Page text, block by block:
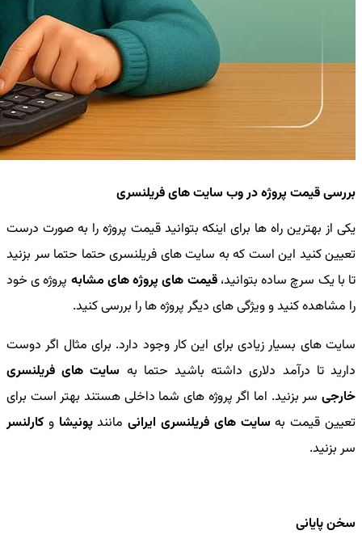
بررسی قیمت پروژه در وب سایت های فریلنسری
یکی از بهترین راه ها برای اینکه بتوانید قیمت پروژه را به صورت درست
تعیین کنید این است که به سایت های فریلنسری حتما حتما سر بزنید
تا با یک سرچ ساده بتوانید،قیمت های پروژه های مشابه پروژه ی خود
را مشاهده کنید و ویژگی های دیگر پروژه ها را بررسی کنید.
سایت های بسیار زیادی برای این کار وجود دارد. برای مثال اگر دوست
دارید تا درآمد دلاری داشته باشید حتما به سایت های فریلنسری
خارجی سر بزنید. اما اگر پروژه های شما داخلی هستند بهتر است برای
تعیین قیمت به سایت های فریلنسری ایرانیمانندپونیشاو کارلنسر
سر بزنید.
سخن پایانی